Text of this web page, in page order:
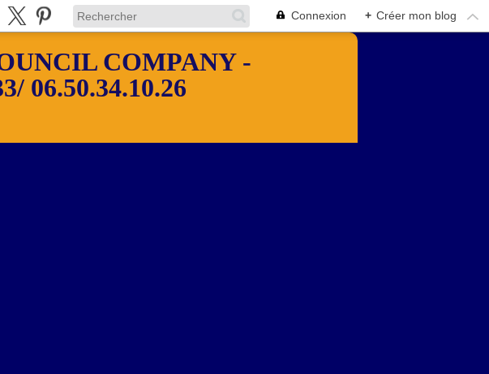
Connexion + Créer mon blog
COMPANY -
06.50.34.10.26